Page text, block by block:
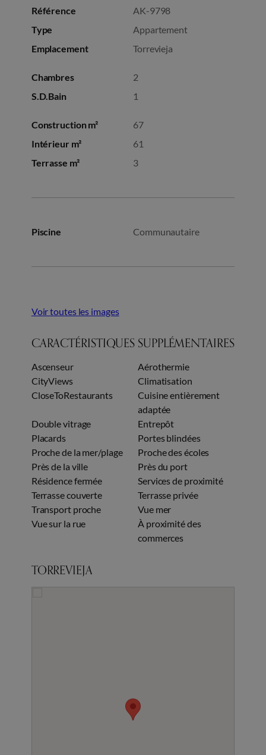
Référence
AK-9798
Type
Appartement
Emplacement
Torrevieja
Chambres
2
S.D.Bain
1
Construction m²
67
Intérieur m²
61
Terrasse m²
3
Piscine Communautaire
Voir toutes les images
CARACTÉRISTIQUES SUPPLÉMENTAIRES
Ascenseur
Aérothermie
CityViews
Climatisation
CloseToRestaurants
Cuisine entièrement
adaptée
Double vitrage
Entrepôt
Placards
Portes blindées
Proche de la mer/plage
Proche des écoles
Près de la ville
Près du port
Résidence fermée
Services de proximité
Terrasse couverte
Terrasse privée
Transport proche
Vue mer
Vue sur la rue
À proximité des
commerces
TORREVIEJA